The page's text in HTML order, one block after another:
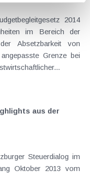
2014
im Bereich der
Absetzbarkeit von
aus der
Steuerdialog im